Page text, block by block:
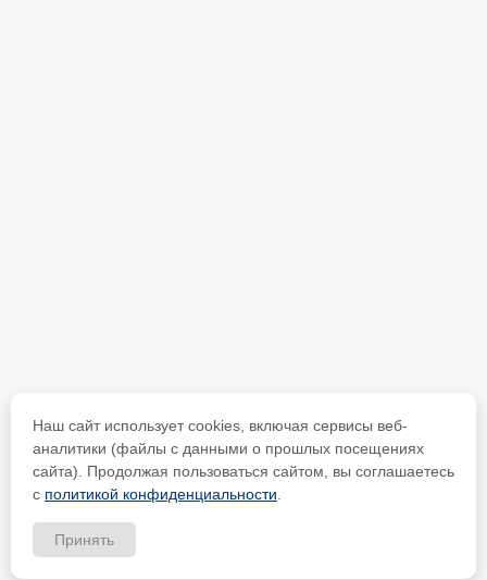
Наш сайт использует cookies, включая сервисы веб-
аналитики (файлы с данными о прошлых посещениях
сайта). Продолжая пользоваться сайтом, вы соглашаетесь
с политикой конфиденциальности
Принять